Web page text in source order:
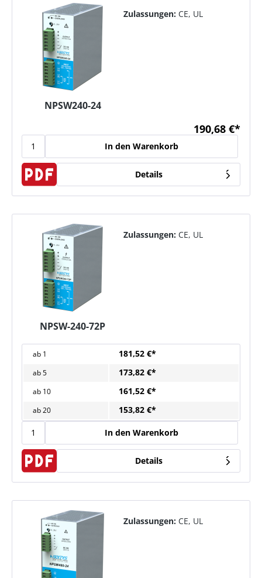
NPSW240-24
Zulassungen: CE, UL
190,68 €*
In den Warenkorb
Details
NPSW-240-72P
Zulassungen: CE, UL
ab 1 181,52 €*
ab5 173,82 €*
ab 10 161,52 €*
ab20 153,82 €*
In den Warenkorb
Details
Zulassungen: CE, UL